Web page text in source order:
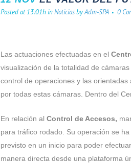
Posted at 13:01hinNoticiasbyAdm-SPA 0
Las actuaciones efectuadas en el
visualización de la totalidad de
control de operaciones y las
por todas estas cámaras. Dentro del
En relación al Control de Accesos,
para tráfico rodado. Su operación se
previsto en un inicio para poder
manera directa desde una plataforma